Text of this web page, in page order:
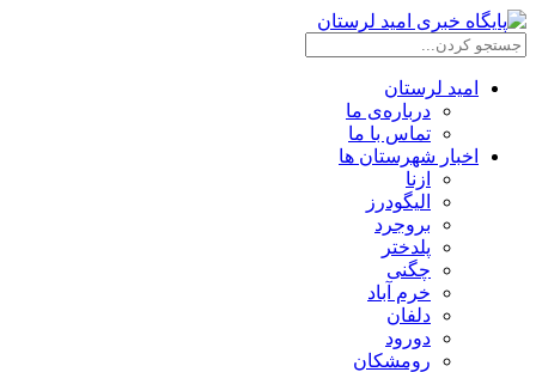
امید لرستان
درباره‌ی ما
تماس با ما
اخبار شهرستان ها
ازنا
الیگودرز
بروجرد
پلدختر
چگنی
خرم آباد
دلفان
دورود
رومشکان